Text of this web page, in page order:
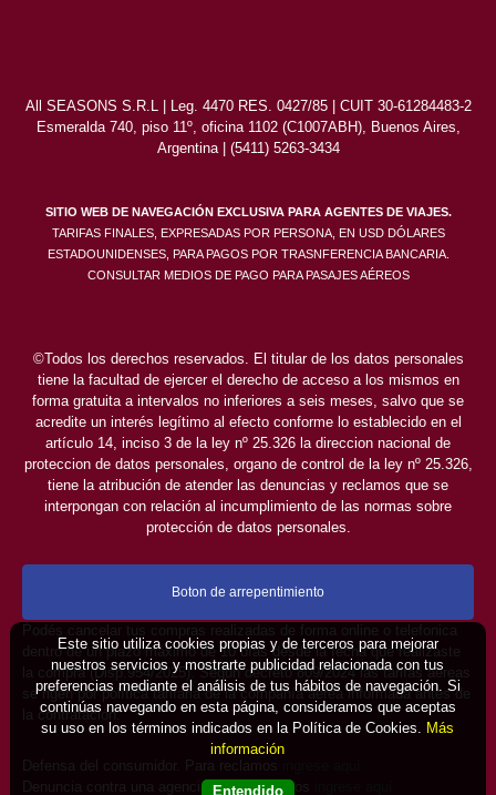
All SEASONS S.R.L | Leg. 4470 RES. 0427/85 | CUIT 30-61284483-2
Esmeralda 740, piso 11º, oficina 1102 (C1007ABH), Buenos Aires,
Argentina | (5411) 5263-3434
SITIO WEB DE NAVEGACIÓN EXCLUSIVA PARA AGENTES DE VIAJES.
TARIFAS FINALES, EXPRESADAS POR PERSONA, EN USD DÓLARES
ESTADOUNIDENSES, PARA PAGOS POR TRASNFERENCIA BANCARIA.
CONSULTAR MEDIOS DE PAGO PARA PASAJES AÉREOS
©Todos los derechos reservados. El titular de los datos personales
tiene la facultad de ejercer el derecho de acceso a los mismos en
forma gratuita a intervalos no inferiores a seis meses, salvo que se
acredite un interés legítimo al efecto conforme lo establecido en el
artículo 14, inciso 3 de la ley nº 25.326 la direccion nacional de
proteccion de datos personales, organo de control de la ley nº 25.326,
tiene la atribución de atender las denuncias y reclamos que se
interpongan con relación al incumplimiento de las normas sobre
protección de datos personales.
Boton de arrepentimiento
Podés cancelar tus compras realizadas de forma online o telefonica
dentro de un plazo máximo de 10 días desde la fecha que realizaste
la compra (Disp.954/2025). Según decreto 809/2024 las tarifas aéreas
se rigen por política tarifaria de la compañía aérea informada antes de
la contratación.
Defensa del consumidor. Para reclamos
Denuncia contra una agencia. Para reclamos
Este sitio utiliza cookies propias y de terceros para mejorar
nuestros servicios y mostrarte publicidad relacionada con tus
preferencias mediante el análisis de tus hábitos de navegación. Si
continúas navegando en esta página, consideramos que aceptas
su uso en los términos indicados en la Política de Cookies. Más
información
Entendido